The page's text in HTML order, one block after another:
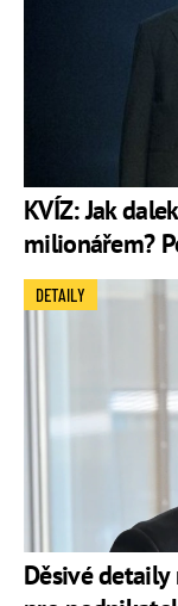
KVÍZ: Jak
milionářem?
Děsivé detaily
DETAILY